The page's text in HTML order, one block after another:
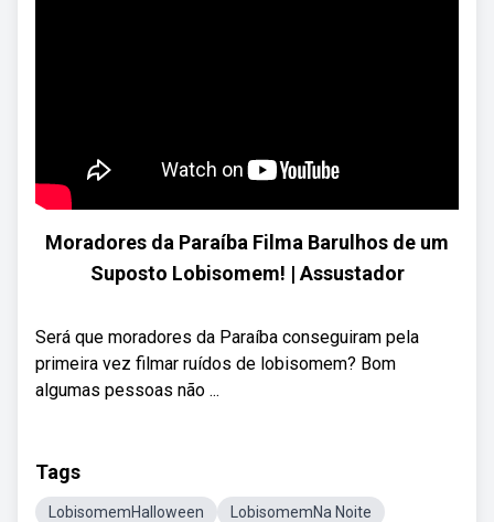
Moradores da Paraíba Filma Barulhos de um
Suposto Lobisomem! | Assustador
Será que moradores da Paraíba conseguiram pela
primeira vez filmar ruídos de lobisomem? Bom
algumas pessoas não ...
Tags
LobisomemHalloween
LobisomemNa Noite